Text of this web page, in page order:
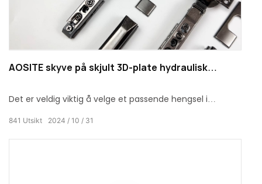
AOSITE skyve på skjult 3D-plate hydraulisk
Det er veldig viktig å velge et passende hengsel i
2024 10 31
841 Utsikt